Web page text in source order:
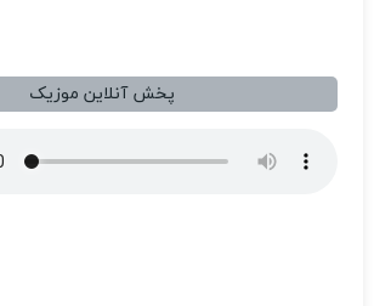
پخش آنلاین موزیک